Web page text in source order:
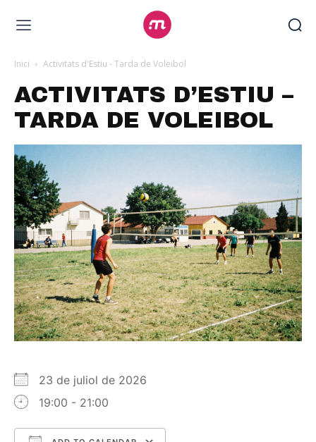
Inici Activitats d'Estiu - Tarda de Voleibol
ACTIVITATS D’ESTIU –
TARDA DE VOLEIBOL
23 de juliol de 2026
19:00 - 21:00